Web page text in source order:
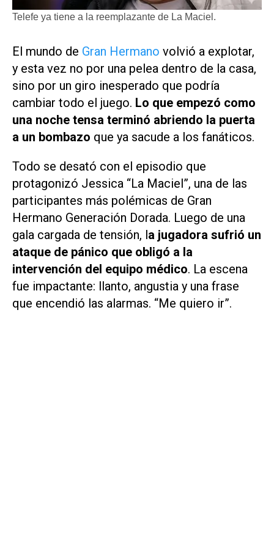
Telefe ya tiene a la reemplazante de La Maciel.
El mundo de Gran Hermano volvió a explotar,
y esta vez no por una pelea dentro de la casa,
sino por un giro inesperado que podría
cambiar todo el juego. Lo que empezó como
una noche tensa terminó abriendo la puerta
a un bombazo que ya sacude a los fanáticos.
Todo se desató con el episodio que
protagonizó Jessica “La Maciel”, una de las
participantes más polémicas de Gran
Hermano Generación Dorada. Luego de una
gala cargada de tensión, la jugadora sufrió un
ataque de pánico que obligó a la
intervención del equipo médico. La escena
fue impactante: llanto, angustia y una frase
que encendió las alarmas. “Me quiero ir”.